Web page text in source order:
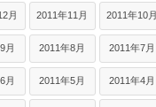
月 2011年11月 2011年10月
月 2011年8月 2011年7月
月 2011年5月 2011年4月